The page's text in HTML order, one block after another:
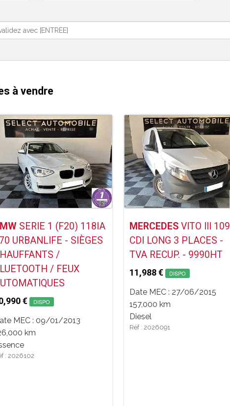
à vendre
Voir ce Véhicule
SERIE 1 (F20) 118IA
URBANLIFE - SIÈGES
/
/ FEUX
€ DISPO
MEC : 09/01/2013
km
: 2026102
Voir ce Véhicule
MERCEDES VITO III 109
CDI LONG 3 PLACES -
TVA RECUP. - 9990HT
11,988 € DISPO
Date MEC : 27/06/2015
157,000 km
Diesel
Réf : 2026091